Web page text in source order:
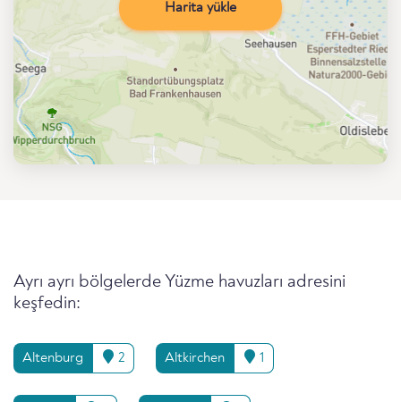
Harita yükle
Ayrı ayrı bölgelerde Yüzme havuzları adresini
keşfedin:
Altenburg 2 Altkirchen 1